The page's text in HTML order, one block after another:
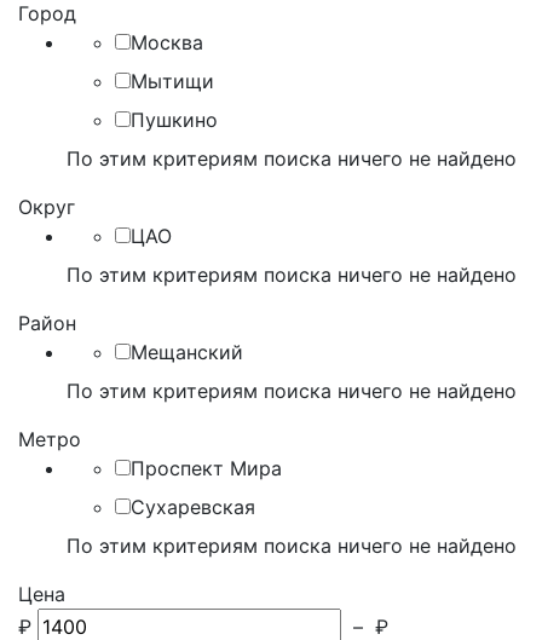
Город
Москва
Мытищи
Пушкино
По этим критериям поиска ничего не найдено
Округ
ЦАО
По этим критериям поиска ничего не найдено
Район
Мещанский
По этим критериям поиска ничего не найдено
Метро
Проспект Мира
Сухаревская
По этим критериям поиска ничего не найдено
Цена
₽
– ₽